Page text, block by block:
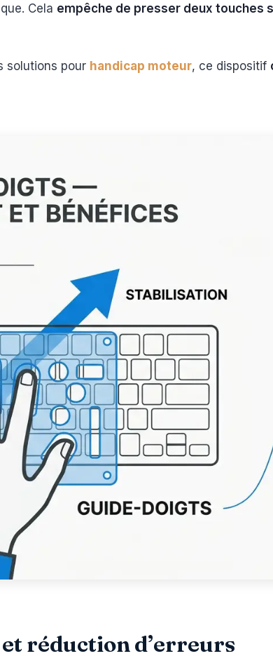
Cela empêche de presser deux touches
solutions pour handicap moteur, ce dispositif
réduction d’erreurs